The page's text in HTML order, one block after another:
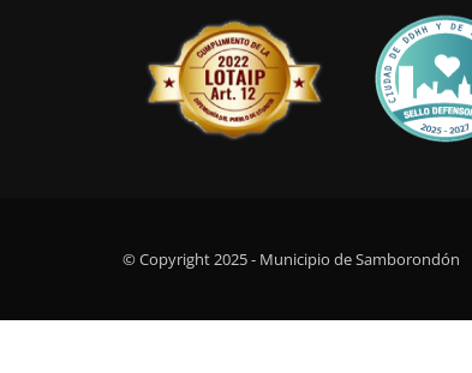
© Copyright 2025 - Municipio de Samborondón